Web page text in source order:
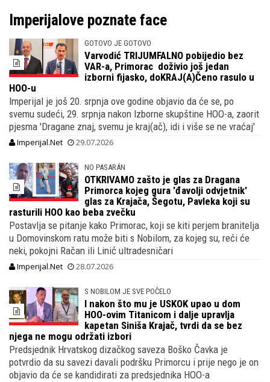
Imperijalove poznate face
GOTOVO JE GOTOVO
Varvodić TRIJUMFALNO pobijedio bez
VAR-a, Primorac doživio još jedan
izborni fijasko, doKRAJ(A)Čeno rasulo u
HOO-u
Imperijal je još 20. srpnja ove godine objavio da će se, po
svemu sudeći, 29. srpnja nakon Izborne skupštine HOO-a, zaorit
pjesma 'Dragane znaj, svemu je kraj(ač), idi i više se ne vraćaj'
Imperijal.Net 29.07.2026
NO PASARÁN
OTKRIVAMO zašto je glas za Dragana
Primorca kojeg gura 'đavolji odvjetnik'
glas za Krajača, Šegotu, Pavleka koji su
rasturili HOO kao beba zvečku
Postavlja se pitanje kako Primorac, koji se kiti perjem branitelja
u Domovinskom ratu može biti s Nobilom, za kojeg su, reći će
neki, pokojni Račan ili Linić ultradesničari
Imperijal.Net 28.07.2026
S NOBILOM JE SVE POČELO
I nakon što mu je USKOK upao u dom
HOO-ovim Titanicom i dalje upravlja
kapetan Siniša Krajač, tvrdi da se bez
njega ne mogu održati izbori
Predsjednik Hrvatskog dizačkog saveza Boško Čavka je
potvrdio da su savezi davali podršku Primorcu i prije nego je on
objavio da će se kandidirati za predsjednika HOO-a